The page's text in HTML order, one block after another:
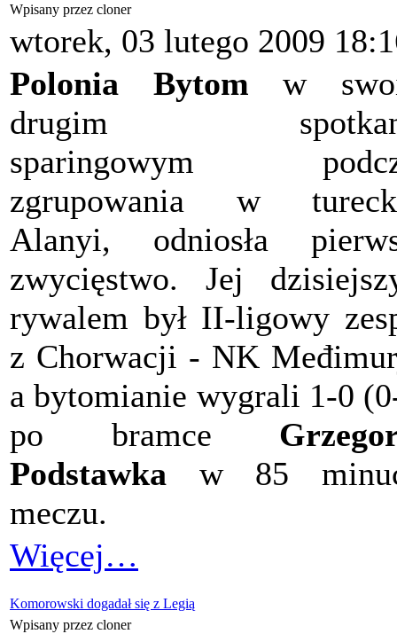
Wpisany przez cloner
wtorek, 03 lutego 2009
Polonia Bytom w
drugim
sparingowym
zgrupowania w
Alanyi, odniosła
zwycięstwo. Jej
rywalem był II-ligowy
z Chorwacji - NK
a bytomianie wygrali 1-0
po bramce
Podstawka w 85
meczu.
Więcej…
Komorowski dogadał się z Legią
Wpisany przez cloner